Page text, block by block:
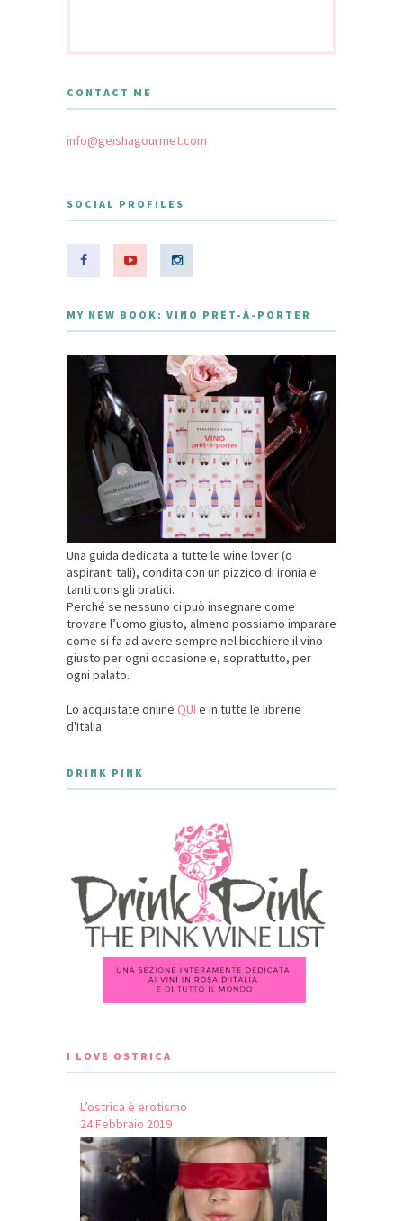
CONTACT ME
info@geishagourmet.com
SOCIAL PROFILES
MY NEW BOOK: VINO PRÊT-À-PORTER
Una guida dedicata a tutte le wine lover (o
aspiranti tali), condita con un pizzico di ironia e
tanti consigli pratici.
Perché se nessuno ci può insegnare come
trovare l’uomo giusto, almeno possiamo imparare
come si fa ad avere sempre nel bicchiere il vino
giusto per ogni occasione e, soprattutto, per
ogni palato.
Lo acquistate online QUI e in tutte le librerie
d'Italia.
DRINK PINK
I LOVE OSTRICA
L’ostrica è erotismo
24 Febbraio 2019